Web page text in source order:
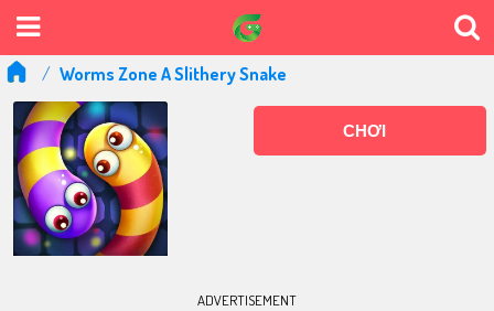
Worms Zone A Slithery Snake
CHƠI
ADVERTISEMENT